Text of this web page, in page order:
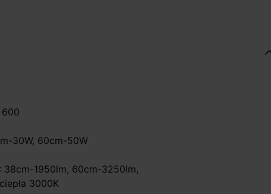
30W, 60cm-50W
38cm-1950lm, 60cm-3250lm,
3000K